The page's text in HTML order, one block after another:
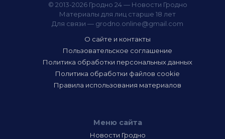
© 2013-2026 Гродно 24 — Новости Гродно
Материалы для лиц старше 18 лет
Для связи — grodno.online@gmail.com
О сайте и контакты
Пользовательское соглашение
Политика обработки персональных данных
Политика обработки файлов cookie
Правила использования материалов
Меню сайта
Новости Гродно